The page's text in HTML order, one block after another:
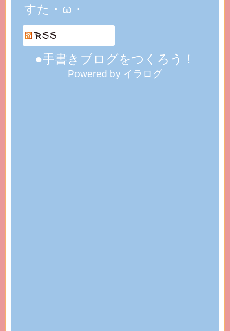
すた・ω・
●手書きブログをつくろう！
Powered by イラログ